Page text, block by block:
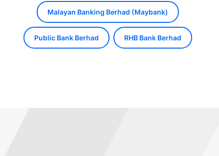
Malayan Banking Berhad (Maybank)
Public Bank Berhad RHB Bank Berhad